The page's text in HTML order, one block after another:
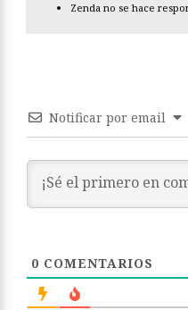
Zenda no se hace
Notificar por email
0 COMENTARIOS